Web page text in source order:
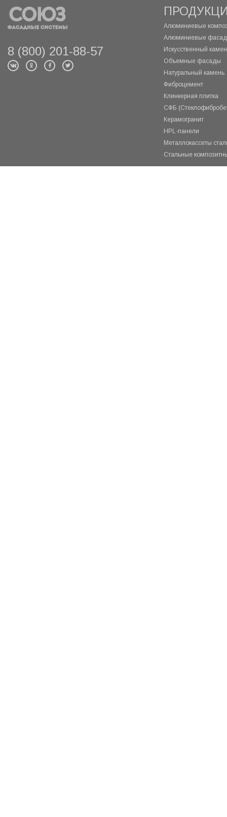
8 (800) 201-88-57
Алюминиевые
Алюминиевые
Искусственный
Объемные фасады
Натуральный камень
Фиброцемент
Клинкерная плитка
СФБ
Керамогранит
HPL-панели
Металлокассеты
Стальные